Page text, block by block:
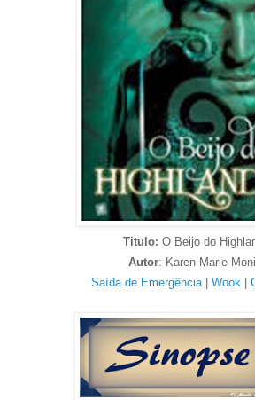
Titulo: O Beijo do
Autor: Karen Marie
Saída de Emergência| Wook